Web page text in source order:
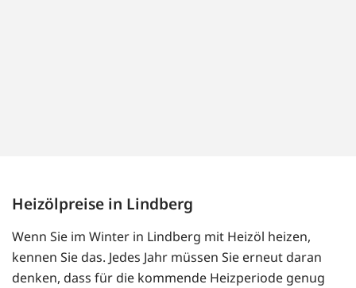
Heizölpreise in Lindberg
Wenn Sie im Winter in Lindberg mit Heizöl heizen,
kennen Sie das. Jedes Jahr müssen Sie erneut daran
denken, dass für die kommende Heizperiode genug